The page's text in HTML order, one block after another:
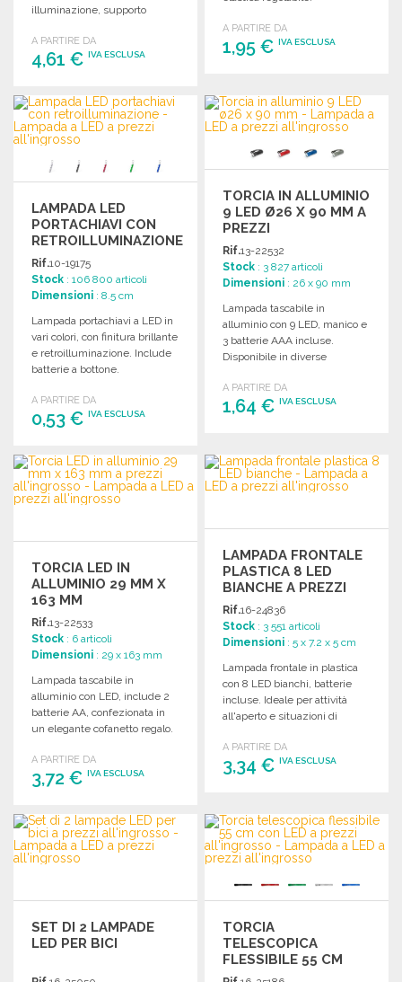
illuminazione, supporto
A PARTIRE DA
4,61 € IVA ESCLUSA
ORDINARE
Richiedi un preventivo
A PARTIRE DA
1,95 €IVA ESCLUSA
Richiedi un preventivo
LAMPADA LED
PORTACHIAVI CON
RETROILLUMINAZIONE
Rif.10-19175
Stock : 106 800 articoli
Dimensioni : 8.5 cm
Lampada portachiavi a LED in
vari colori, con finitura brillante
e retroilluminazione. Include
batterie a bottone.
A PARTIRE DA
0,53 € IVA ESCLUSA
ORDINARE
Richiedi un preventivo
TORCIA IN ALLUMINIO
9 LED Ø26 X 90 MM A
PREZZI
ALL'INGROSSO
Rif.13-22532
Stock : 3 827 articoli
Dimensioni : 26 x 90 mm
Lampada tascabile in
alluminio con 9 LED, manico e
3 batterie AAA incluse.
Disponibile in diverse
A PARTIRE DA
1,64 €IVA ESCLUSA
Richiedi un preventivo
TORCIA LED IN
ALLUMINIO 29 MM X
163 MM
Rif.13-22533
Stock : 6 articoli
Dimensioni : 29 x 163 mm
Lampada tascabile in
alluminio con LED, include 2
batterie AA, confezionata in
un elegante cofanetto regalo.
A PARTIRE DA
3,72 € IVA ESCLUSA
ORDINARE
Richiedi un preventivo
LAMPADA FRONTALE
PLASTICA 8 LED
BIANCHE A PREZZI
ALL'INGROSSO
Rif.16-24836
Stock : 3 551 articoli
Dimensioni : 5 x 7.2 x 5 cm
Lampada frontale in plastica
con 8 LED bianchi, batterie
incluse. Ideale per attività
all'aperto e situazioni di
A PARTIRE DA
3,34 €IVA ESCLUSA
Richiedi un preventivo
SET DI 2 LAMPADE
LED PER BICI
TORCIA
TELESCOPICA
FLESSIBILE 55 CM
CON LED